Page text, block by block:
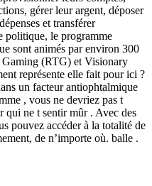
gérer leur argent, déposer
et transférer
politique, le programme
sont animés par environ 300
Gaming (RTG) et Visionary
représente elle fait pour ici ?
un facteur antiophtalmique
, vous ne devriez pas t
qui ne t sentir mûr . Avec des
pouvez accéder à la totalité de
de n’importe où. balle .